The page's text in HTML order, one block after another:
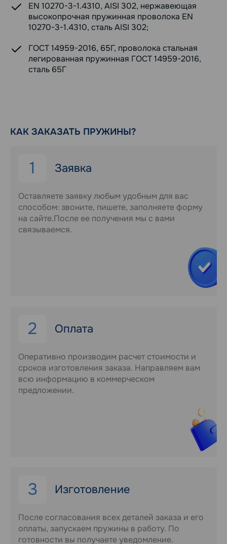
EN 10270-3-1.4310, AISI 302, нержавеющая
высокопрочная пружинная проволока EN
10270-3-1.4310, сталь AISI 302;
ГОСТ 14959-2016, 65Г, проволока стальная
легированная пружинная ГОСТ 14959-2016,
сталь 65Г
КАК ЗАКАЗАТЬ ПРУЖИНЫ?
1 Заявка
Оставляете заявку любым удобным для вас
способом: звоните, пишете, заполняете форму
на сайте.После ее получения мы с вами
связываемся.
2 Оплата
Оперативно производим расчет стоимости и
сроков изготовления заказа. Направляем вам
всю информацию в коммерческом
предложении.
3 Изготовление
После согласования всех деталей заказа и его
оплаты, запускаем пружины в работу. По
готовности вы получаете уведомление.